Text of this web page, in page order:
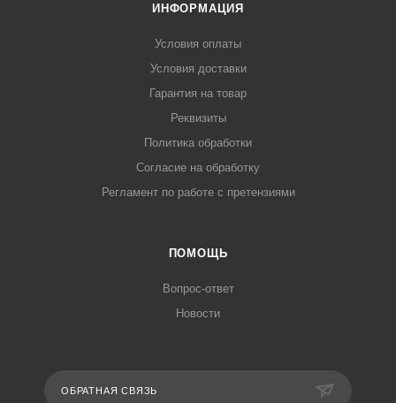
ИНФОРМАЦИЯ
Условия оплаты
Условия доставки
Гарантия на товар
Реквизиты
Политика обработки
Согласие на обработку
Регламент по работе с претензиями
ПОМОЩЬ
Вопрос-ответ
Новости
ОБРАТНАЯ СВЯЗЬ